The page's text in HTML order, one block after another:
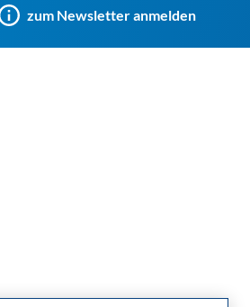
zum Newsletter anmelden